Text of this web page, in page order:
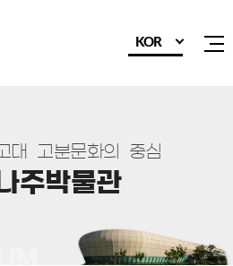
KOR
고 대 고분문화의 중심
나주박물관